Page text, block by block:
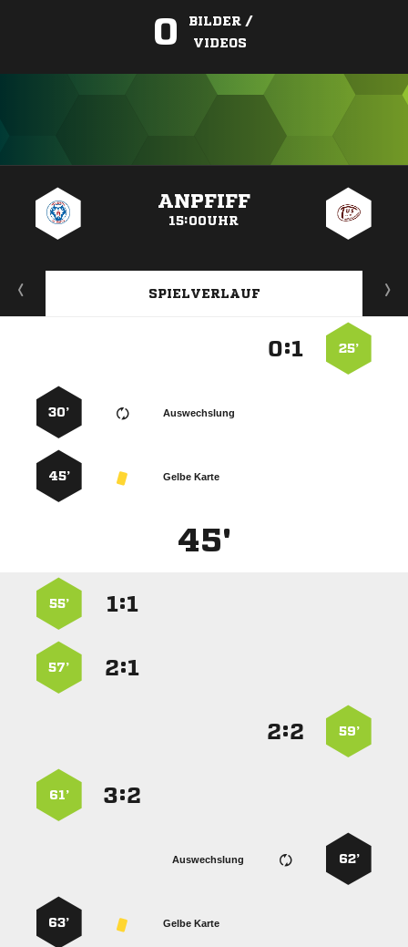
0
BILDER /
VIDEOS
ANPFIFF
15:00UHR
SPIELVERLAUF
25’
:
Auswechslung
30’
Gelbe Karte
45’
45'
:
55’
:
57’
59’
:
:
61’
62’
Auswechslung
Gelbe Karte
63’